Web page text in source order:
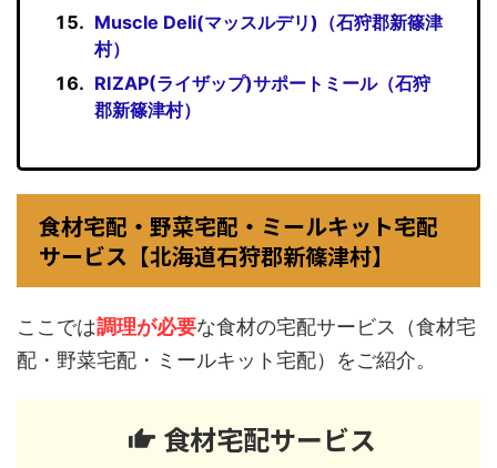
Muscle Deli(マッスルデリ)（石狩郡新篠津
村）
RIZAP(ライザップ)サポートミール（石狩
郡新篠津村）
食材宅配・野菜宅配・ミールキット宅配
サービス【北海道石狩郡新篠津村】
ここでは調理が必要な食材の宅配サービス（食材宅
配・野菜宅配・ミールキット宅配）をご紹介。
食材宅配サービス